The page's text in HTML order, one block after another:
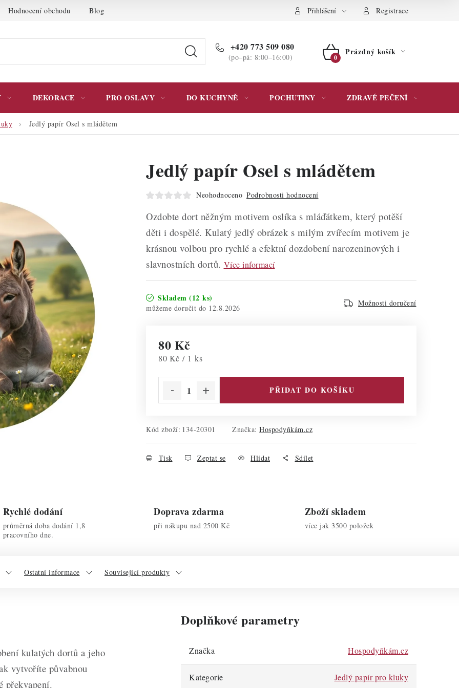
Hodnocení obchodu Blog Podmínky ochrany osobních údajů Přihlášení Registrace
+420 773 509 080
(po–pá: 8:00–16:00)
NÁKUPNÍ
Prázdný košík
DEKORACE PRO OSLAVY DO KUCHYNĚ POCHUTINY ZDRAVÉ PEČENÍ
Jedlý papír Osel s mládětem
Jedlý papír Osel s mládětem
Neohodnoceno Podrobnosti hodnocení
Ozdobte dort něžným motivem oslíka s mláďátkem, který potěší
děti i dospělé. Kulatý jedlý obrázek s milým zvířecím motivem je
krásnou volbou pro rychlé a efektní dozdobení narozeninových i
slavnostních dortů. Více informací
Skladem (12 ks)
12.8.2026
Možnosti doručení
80 Kč
Měrná cena:
80 Kč / 1 ks
PŘIDAT DO KOŠÍKU
Kód zboží: 134-20301 Značka: Hospodyňkám.cz
Tisk Zeptat se Hlídat Sdílet
Rychlé dodání
průměrná doba dodání 1,8
pracovního dne.
Doprava zdarma
při nákupu nad 2500 Kč
Zboží skladem
více jak 3500 položek
Ostatní informace Související produkty
kulatých dortů a jeho
vytvoříte půvabnou
překvapení.
Doplňkové parametry
Značka Hospodyňkám.cz
Kategorie Jedlý papír pro kluky